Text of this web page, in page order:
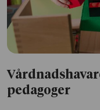
pedagoger